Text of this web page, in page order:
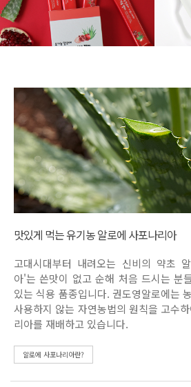
맛있게 먹는 유기농 알로에 사포나리아
고대시대부터 내려오는 신비의 약초
아'는 쓴맛이 없고 순해 처음 드시는 분
있는 식용 품종입니다. 권도영알로에는
사용하지 않는 자연농법의 원칙을 고수
리아를 재배하고 있습니다.
알로에 사포나리아란?